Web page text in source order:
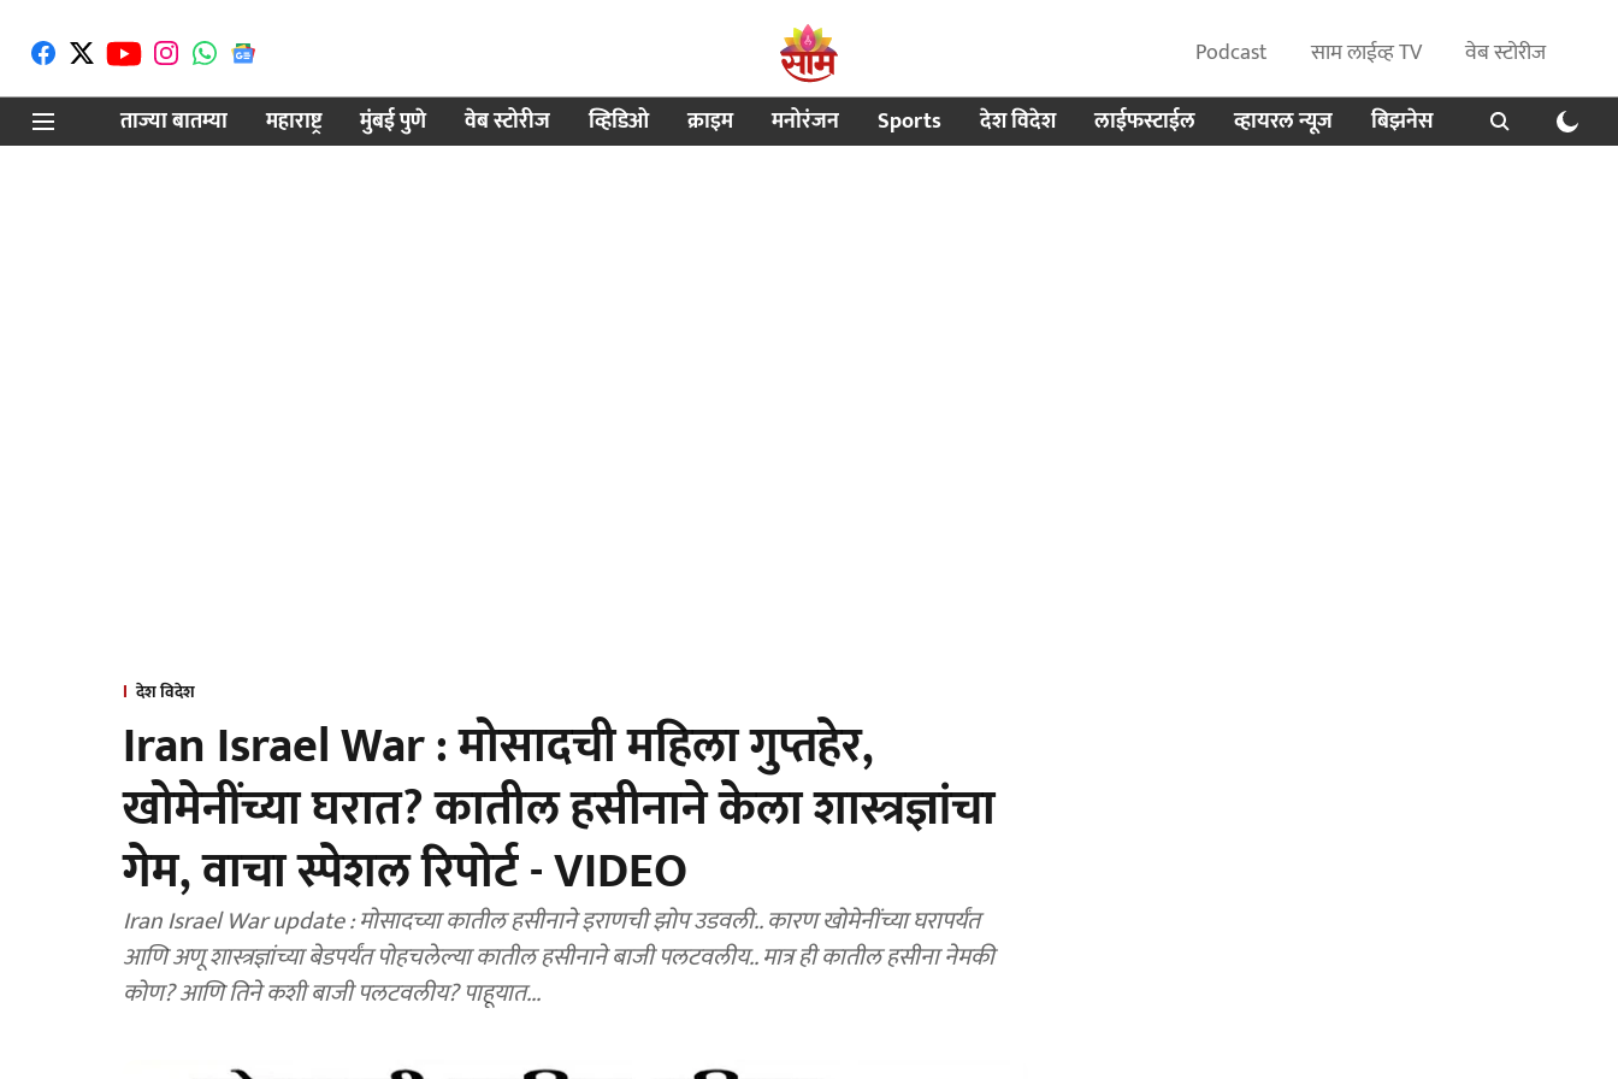
Podcast साम लाईव्ह TV
वेब स्टोरीज
ताज्या बातम्या
महाराष्ट्र मुंबई पुणे वेब स्टोरीज व्हिडिओ क्राइम मनोरंजन Sports देश विदेश लाईफस्टाईल व्हायरल न्यूज बिझनेस
देश विदेश
Iran Israel War : मोसादची महिला गुप्तहेर,
खोमेनींच्या घरात? कातील हसीनाने केला शास्त्रज्ञांचा
गेम, वाचा स्पेशल रिपोर्ट - VIDEO
Iran Israel War update : मोसादच्या कातील हसीनाने इराणची झोप उडवली.. कारण खोमेनींच्या घरापर्यंत
आणि अणू शास्त्रज्ञांच्या बेडपर्यंत पोहचलेल्या कातील हसीनाने बाजी पलटवलीय.. मात्र ही कातील हसीना नेमकी
कोण? आणि तिने कशी बाजी पलटवलीय? पाहूयात...